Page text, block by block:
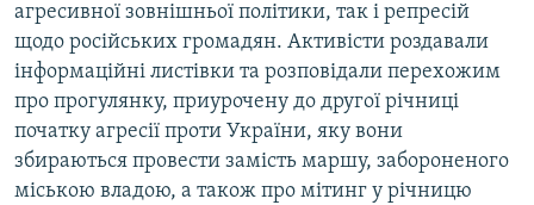
агресивної зовнішньої політики, так і репресій
щодо російських громадян. Активісти роздавали
інформаційні листівки та розповідали перехожим
про прогулянку, приурочену до другої річниці
початку агресії проти України, яку вони
збираються провести замість маршу, забороненого
міською владою, а також про мітинг у річницю